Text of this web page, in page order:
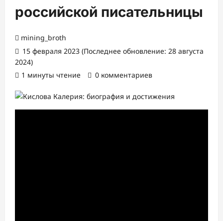
российской писательницы
mining_broth
15 февраля 2023 (Последнее обновление: 28 августа
2024)
1 минуты чтение
0 комментариев